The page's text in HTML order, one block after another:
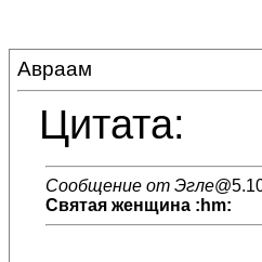
Авраам
Цитата:
Сообщение от Эгле
Святая женщина :hm: